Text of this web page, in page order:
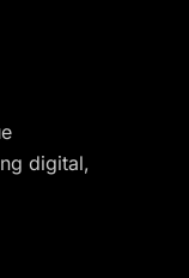
digital,